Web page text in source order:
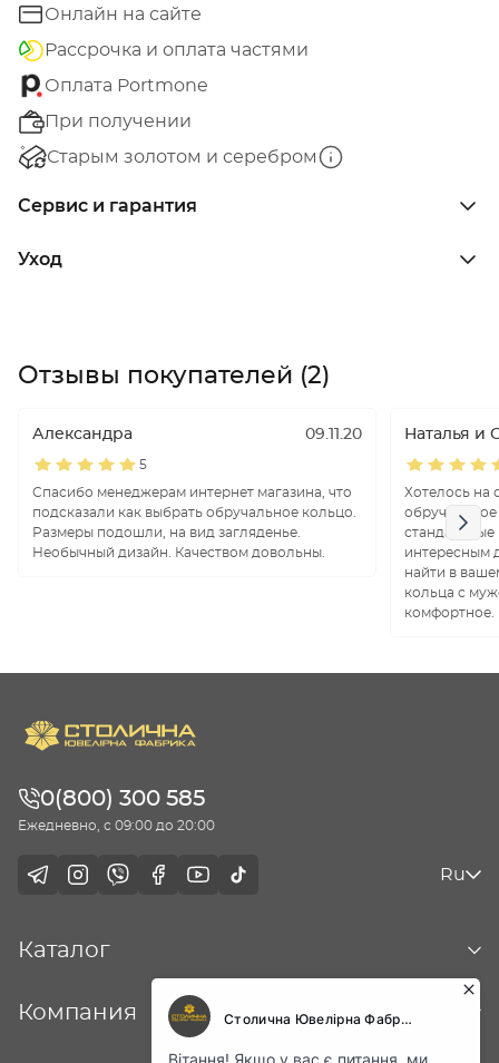
Онлайн на сайте
Рассрочка и оплата частями
Оплата Portmone
При получении
Старым золотом и серебром
Сервис и гарантия
Уход
Отзывы покупателей (2)
Александра 09.11.20
5
Спасибо менеджерам интернет магазина, что
подсказали как выбрать обручальное кольцо.
Размеры подошли, на вид загляденье.
Необычный дизайн. Качеством довольны.
Наталья и
Хотелось на
стандартные
интересным
найти в
кольца с
0(800) 300 585
Ежедневно, с 09:00 до 20:00
Ru
Каталог
Компания